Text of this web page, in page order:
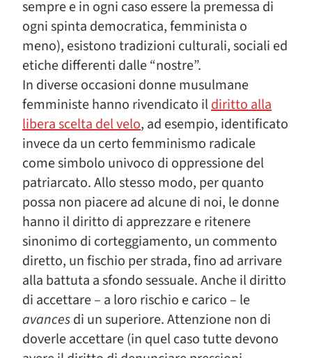
sempre e in ogni caso essere la premessa di
ogni spinta democratica, femminista o
meno), esistono tradizioni culturali, sociali ed
etiche differenti dalle “nostre”.
In diverse occasioni donne musulmane
femministe hanno rivendicato ildiritto alla
libera scelta del velo, ad esempio, identificato
invece da un certo femminismo radicale
come simbolo univoco di oppressione del
patriarcato. Allo stesso modo, per quanto
possa non piacere ad alcune di noi, le donne
hanno il diritto di apprezzare e ritenere
sinonimo di corteggiamento, un commento
diretto, un fischio per strada, fino ad arrivare
alla battuta a sfondo sessuale. Anche il diritto
di accettare – a loro rischio e carico – le
avancesdi un superiore. Attenzione non di
doverle accettare (in quel caso tutte devono